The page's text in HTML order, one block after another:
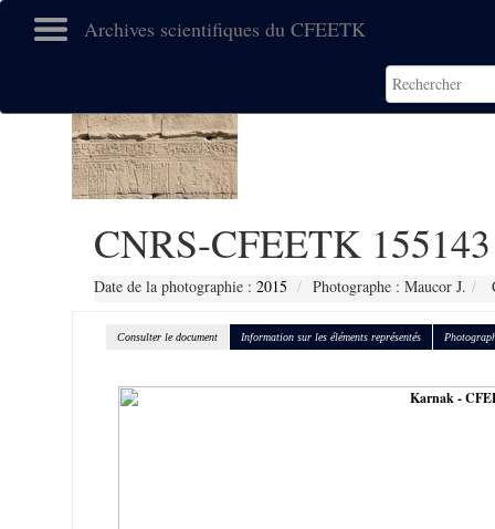
Archives scientifiques du CFEETK
CNRS-CFEETK 155143
Date de la photographie : 2015 Photographe : Maucor J.
Consulter le document Information sur les éléments représentés